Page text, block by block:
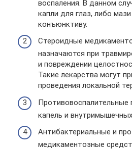
воспаления. В данном
капли для глаз, либо
конъюнктиву.
Стероидные
назначаются при
и повреждении
Такие лекарства могут
проведения локальной
Противовоспалительные
капель и
Антибактериальные и
медикаментозные